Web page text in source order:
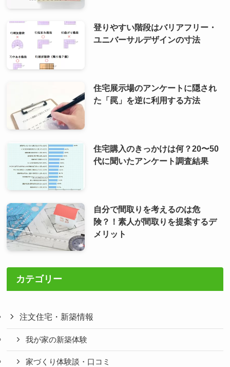
登りやすい階段はバリアフリー・
ユニバーサルデザインの寸法
住宅展示場のアンケートに隠され
た「罠」を逆に利用する方法
住宅購入のきっかけは何？20〜50
代に聞いたアンケート調査結果
自分で間取りを考えるのは危
険？！素人が間取りを提案するデ
メリット
カテゴリー
注文住宅・新築情報
我が家の新築体験
家づくり体験談・口コミ